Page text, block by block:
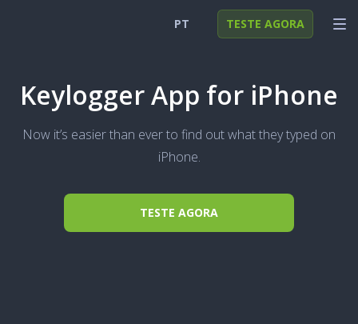
FUNÇÕES
SOLUÇÕES
PT
Deutsch
Español
TESTE AGORA
Keylogger App for iPhone
Now it’s easier than ever to find out what they typed on
iPhone.
TESTE AGORA